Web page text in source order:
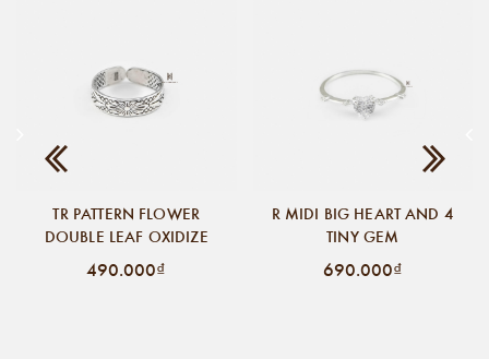
TR PATTERN FLOWER
DOUBLE LEAF OXIDIZE
490.000₫
R MIDI BIG HEART AND 4
TINY GEM
690.000₫